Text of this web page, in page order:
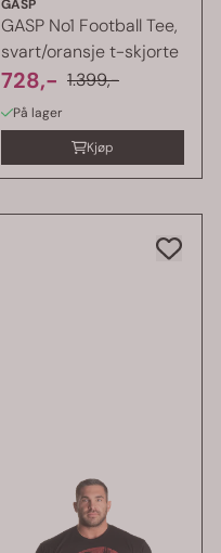
GASP
GASP No1 Football Tee,
svart/oransje t-skjorte
728,- 1.399,-
På lager
Kjøp